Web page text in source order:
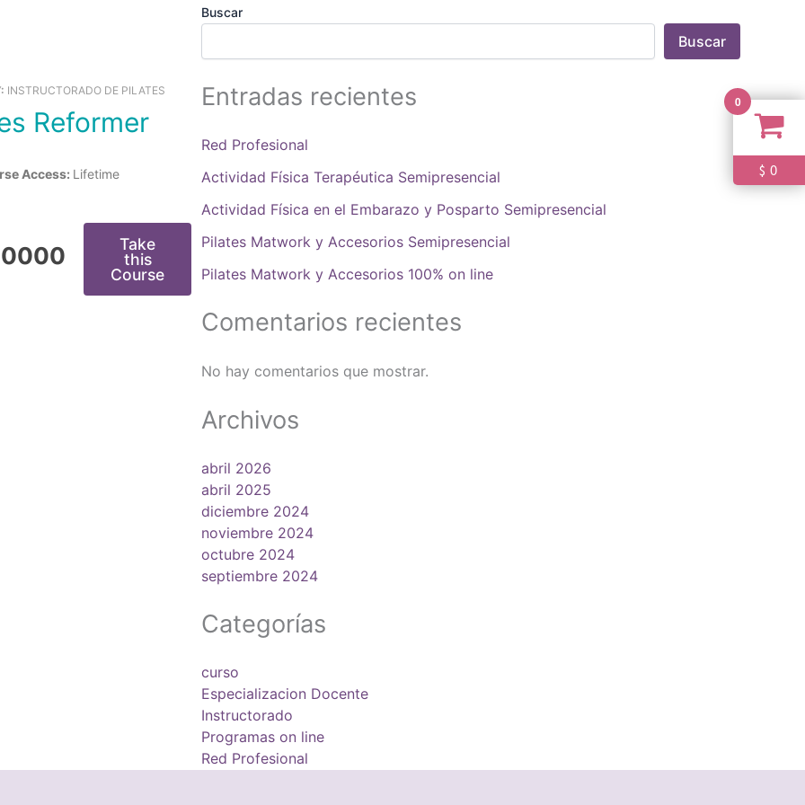
INSTRUCTORADO DE PILATES
Reformer
Access: Lifetime
Take
this
Course
Buscar
Buscar
Entradas recientes
Red Profesional
Actividad Física Terapéutica Semipresencial
Actividad Física en el Embarazo y Posparto Semipresencial
Pilates Matwork y Accesorios Semipresencial
Pilates Matwork y Accesorios 100% on line
Comentarios recientes
No hay comentarios que mostrar.
Archivos
abril 2026
abril 2025
diciembre 2024
noviembre 2024
octubre 2024
septiembre 2024
Categorías
curso
Especializacion Docente
Instructorado
Programas on line
Red Profesional
0
$ 0